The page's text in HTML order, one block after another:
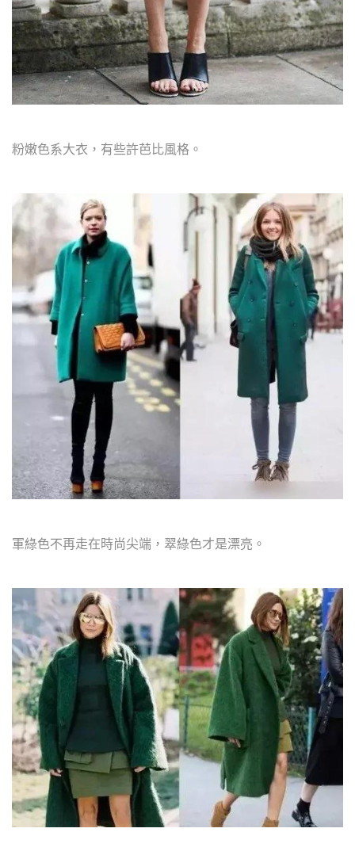
粉嫩色系大衣，有些許芭比風格。
軍綠色不再走在時尚尖端，翠綠色才是漂亮。